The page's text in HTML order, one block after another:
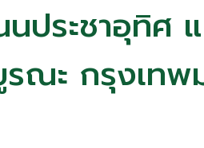
ประชาอุทิศ
รณะ กรุงเทพ